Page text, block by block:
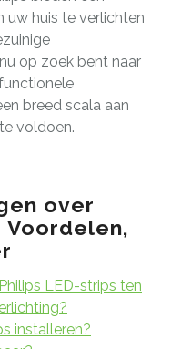
uw huis te verlichten
op zoek bent naar
breed scala aan
voldoen.
over
Voordelen,
LED-strips ten
installeren?